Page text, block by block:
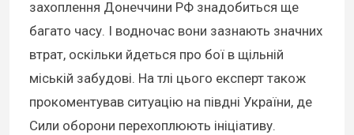
захоплення Донеччини РФ знадобиться ще
багато часу. І водночас вони зазнають значних
втрат, оскільки йдеться про бої в щільній
міській забудові. На тлі цього експерт також
прокоментував ситуацію на півдні України, де
Сили оборони перехоплюють ініціативу.